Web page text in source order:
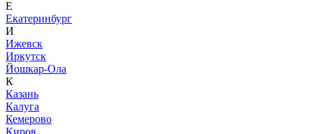
Е
Екатеринбург
И
Ижевск
Иркутск
Йошкар-Ола
К
Казань
Калуга
Кемерово
Киров